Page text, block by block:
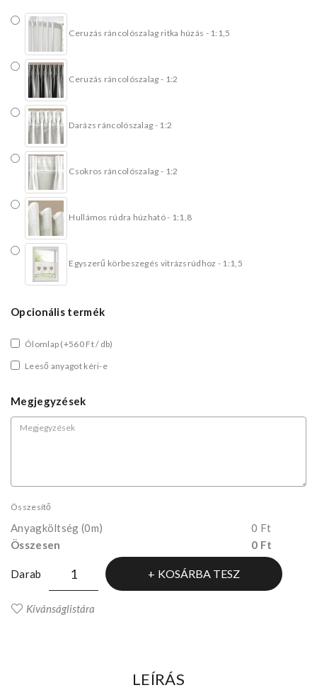
Ceruzás ráncolószalag ritka húzás - 1:1,5
Ceruzás ráncolószalag - 1:2
Darázs ráncolószalag - 1:2
Csokros ráncolószalag - 1:2
Hullámos rúdra húzható - 1:1,8
Egyszerű körbeszegés vitrázsrúdhoz - 1:1,5
Opcionális termék
Ólomlap (+560 Ft / db)
Leeső anyagot kéri-e
Megjegyzések
Összesítő
Anyagköltség (0m)
0 Ft
Összesen
0 Ft
Darab KOSÁRBA TESZ
Kívánságlistára
LEÍRÁS